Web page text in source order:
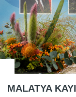
MALATYA